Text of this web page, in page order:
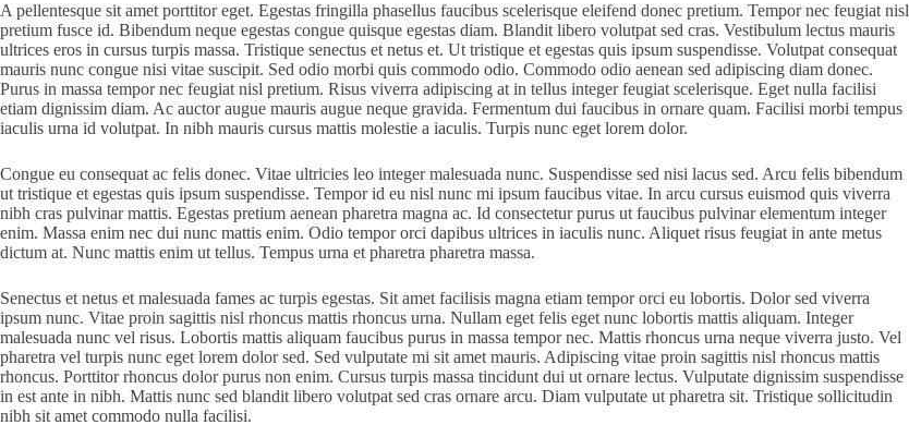
A pellentesque sit amet porttitor eget. Egestas fringilla phasellus faucibus scelerisque eleifend donec pretium. Tempor nec feugiat nisl
pretium fusce id. Bibendum neque egestas congue quisque egestas diam. Blandit libero volutpat sed cras. Vestibulum lectus mauris
ultrices eros in cursus turpis massa. Tristique senectus et netus et. Ut tristique et egestas quis ipsum suspendisse. Volutpat consequat
mauris nunc congue nisi vitae suscipit. Sed odio morbi quis commodo odio. Commodo odio aenean sed adipiscing diam donec.
Purus in massa tempor nec feugiat nisl pretium. Risus viverra adipiscing at in tellus integer feugiat scelerisque. Eget nulla facilisi
etiam dignissim diam. Ac auctor augue mauris augue neque gravida. Fermentum dui faucibus in ornare quam. Facilisi morbi tempus
iaculis urna id volutpat. In nibh mauris cursus mattis molestie a iaculis. Turpis nunc eget lorem dolor.
Congue eu consequat ac felis donec. Vitae ultricies leo integer malesuada nunc. Suspendisse sed nisi lacus sed. Arcu felis bibendum
ut tristique et egestas quis ipsum suspendisse. Tempor id eu nisl nunc mi ipsum faucibus vitae. In arcu cursus euismod quis viverra
nibh cras pulvinar mattis. Egestas pretium aenean pharetra magna ac. Id consectetur purus ut faucibus pulvinar elementum integer
enim. Massa enim nec dui nunc mattis enim. Odio tempor orci dapibus ultrices in iaculis nunc. Aliquet risus feugiat in ante metus
dictum at. Nunc mattis enim ut tellus. Tempus urna et pharetra pharetra massa.
Senectus et netus et malesuada fames ac turpis egestas. Sit amet facilisis magna etiam tempor orci eu lobortis. Dolor sed viverra
ipsum nunc. Vitae proin sagittis nisl rhoncus mattis rhoncus urna. Nullam eget felis eget nunc lobortis mattis aliquam. Integer
malesuada nunc vel risus. Lobortis mattis aliquam faucibus purus in massa tempor nec. Mattis rhoncus urna neque viverra justo. Vel
pharetra vel turpis nunc eget lorem dolor sed. Sed vulputate mi sit amet mauris. Adipiscing vitae proin sagittis nisl rhoncus mattis
rhoncus. Porttitor rhoncus dolor purus non enim. Cursus turpis massa tincidunt dui ut ornare lectus. Vulputate dignissim suspendisse
in est ante in nibh. Mattis nunc sed blandit libero volutpat sed cras ornare arcu. Diam vulputate ut pharetra sit. Tristique sollicitudin
nibh sit amet commodo nulla facilisi.